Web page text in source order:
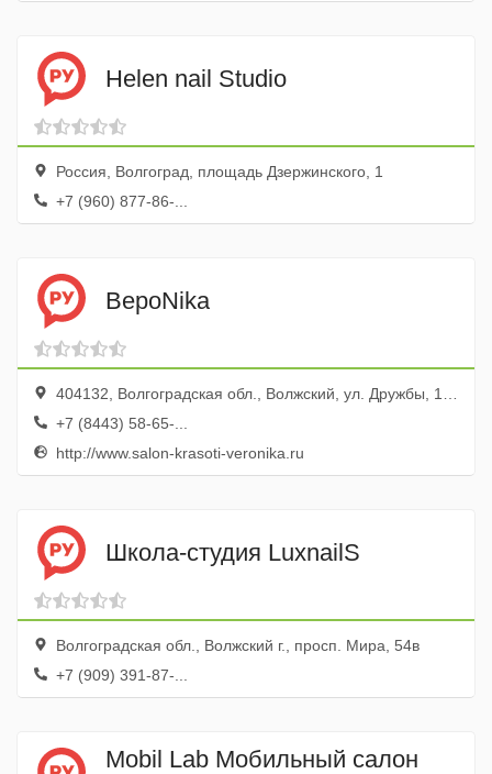
Helen nail Studio
Россия, Волгоград, площадь Дзержинского, 1
+7 (960) 877-86-...
ВероNika
404132, Волгоградская обл., Волжский, ул. Дружбы, 107
+7 (8443) 58-65-...
http://www.salon-krasoti-veronika.ru
Школа-студия LuxnailS
Волгоградская обл., Волжский г., просп. Мира, 54в
+7 (909) 391-87-...
Mobil Lab Мобильный салон